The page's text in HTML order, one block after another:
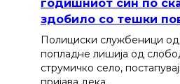
годишниот син по
здобило со тешки
Полициски службеници
попладне лишија од
струмичко село,